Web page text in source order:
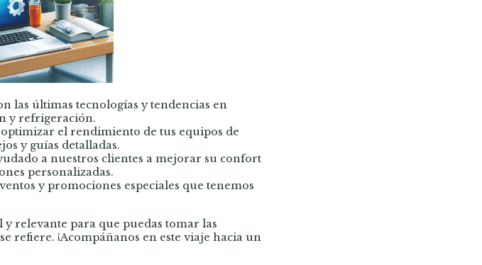
las últimas tecnologías y tendencias en
y refrigeración.
el rendimiento de tus equipos de
y guías detalladas.
a nuestros clientes a mejorar su confort
personalizadas.
y promociones especiales que tenemos
relevante para que puedas tomar las
refiere. ¡Acompáñanos en este viaje hacia un